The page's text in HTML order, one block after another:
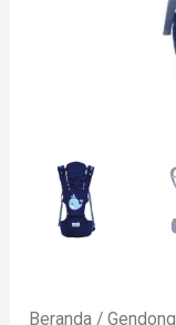
Beranda /